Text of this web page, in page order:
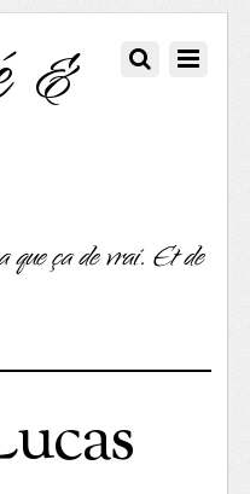
&
que ça de vrai. Et de